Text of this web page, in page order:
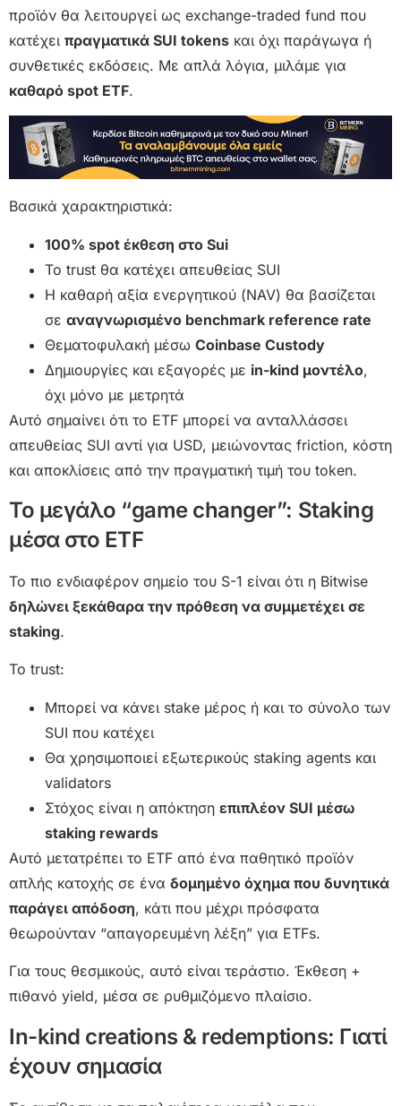
προϊόν θα λειτουργεί ως exchange-traded fund που
κατέχει πραγματικά SUI tokens και όχι παράγωγα ή
συνθετικές εκδόσεις. Με απλά λόγια, μιλάμε για
καθαρό spot ETF.
Βασικά χαρακτηριστικά:
100% spot έκθεση στο Sui
Το trust θα κατέχει απευθείας SUI
Η καθαρή αξία ενεργητικού (NAV) θα βασίζεται
σε αναγνωρισμένο benchmark reference rate
Θεματοφυλακή μέσω Coinbase Custody
Δημιουργίες και εξαγορές με in-kind μοντέλο,
όχι μόνο με μετρητά
Αυτό σημαίνει ότι το ETF μπορεί να ανταλλάσσει
απευθείας SUI αντί για USD, μειώνοντας friction, κόστη
και αποκλίσεις από την πραγματική τιμή του token.
Το μεγάλο “game changer”: Staking
μέσα στο ETF
Το πιο ενδιαφέρον σημείο του S-1 είναι ότι η Bitwise
δηλώνει ξεκάθαρα την πρόθεση να συμμετέχει σε
staking.
Το trust:
Μπορεί να κάνει stake μέρος ή και το σύνολο των
SUI που κατέχει
Θα χρησιμοποιεί εξωτερικούς staking agents και
validators
Στόχος είναι η απόκτηση επιπλέον SUI μέσω
staking rewards
Αυτό μετατρέπει το ETF από ένα παθητικό προϊόν
απλής κατοχής σε ένα δομημένο όχημα που δυνητικά
παράγει απόδοση, κάτι που μέχρι πρόσφατα
θεωρούνταν “απαγορευμένη λέξη” για ETFs.
Για τους θεσμικούς, αυτό είναι τεράστιο. Έκθεση +
πιθανό yield, μέσα σε ρυθμιζόμενο πλαίσιο.
In-kind creations & redemptions: Γιατί
έχουν σημασία